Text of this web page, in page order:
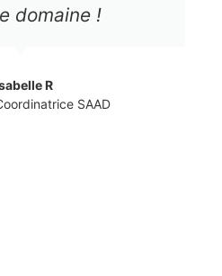
domaine !
R
SAAD